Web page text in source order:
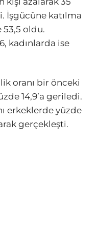
İşgücüne katılma
53,5 oldu.
kadınlarda ise
oranı bir önceki
14,9’a geriledi.
erkeklerde yüzde
gerçekleşti.